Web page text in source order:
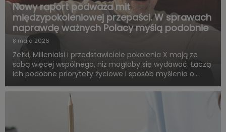
Nowy raport podważa mit
międzypokoleniowej przepaści. W sprawach
naprawdę ważnych Polacy myślą podobnie
8 maja 2026
Zetki, Millenialsi i przedstawiciele pokolenia X mają ze
sobą więcej wspólnego, niż mogłoby się wydawać. Łączą
ich podobne priorytety życiowe i sposób myślenia o
dojrzałości życiowej decydują przede wszystkim: